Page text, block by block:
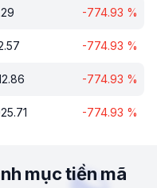
-774.93 %
-774.93 %
-774.93 %
-774.93 %
mục tiền mã